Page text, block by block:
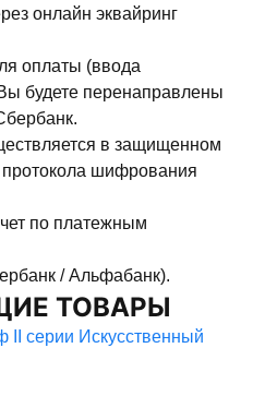
онлайн эквайринг
оплаты (ввода
будете перенаправлены
в защищенном
шифрования
по платежным
/ Альфабанк).
ТОВАРЫ
II серии Искусственный